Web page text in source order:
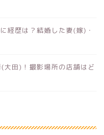
経歴は？結婚した妻(嫁)・
大田)！撮影場所の店舗はど